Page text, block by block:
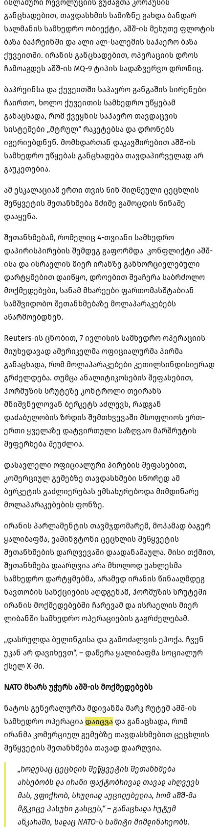
ისლამური რევოლუციის გუშაგთა კორპუსის
განცხადებით, თავდასხმის სამიზნე გახდა ბანდარ
სალმანის სამხედრო ობიექტი, აშშ-ის მეხუთე ფლოტის
ბაზა ბაჰრეინში და ალი ალ-სალემის საჰაერო ბაზა
ქუვეითში. ირანის განცხადებით, ოპერაციის დროს
ჩამოაგდეს აშშ-ის MQ-9 ტიპის სადაზვერვო დრონიც.
ბაჰრეინსა და ქუვეითში საჰაერო განგაშის სირენები
ჩაირთო, ხოლო ქუვეითის სამხედრო უწყებამ
განაცხადა, რომ ქვეყნის საჰაერო თავდაცვის
სისტემები „მტრულ“ რაკეტებსა და დრონებს
იგერიებდნენ. მომხდართან დაკავშირებით აშშ-ის
სამხედრო უწყებას განცხადება თავდაპირველად არ
გაუკეთებია.
ამ ესკალაციამ ერთი თვის წინ მიღწეული ცეცხლის
შეწყვეტის შეთანხმება მძიმე გამოცდის წინაშე
დააყენა.
შეთანხმებამ, რომელიც 4-თვიანი სამხედრო
დაპირისპირების შემდეგ გაფორმდა კონფლიქტი აშშ-
ისა და ისრაელის მიერ ირანზე განხორციელებული
დარტყმებით დაიწყო, დროებით შეაჩერა საბრძოლო
მოქმედებები, სანამ მხარეები ფართომასშტაბიან
სამშვიდობო შეთანხმებაზე მოლაპარაკებებს
აწარმოებდნენ.
Reuters-ის ცნობით, 7 ივლისის სამხედრო ოპერაციის
მიუხედავად ამერიკელმა ოფიციალურმა პირმა
განაცხადა, რომ მოლაპარაკებები კეთილსინდისიერად
გრძელდება. თუმცა ანალიტიკოსების შეფასებით,
ჰორმუზის სრუტეზე კონტროლი თეირანს
მნიშვნელოვან ბერკეტს აძლევს, რადგან
დაძაბულობის ზრდის შემთხვევაში მსოფლიოს ერთ-
ერთი ყველაზე დატვირთული საზღვაო მარშრუტის
შეფერხება შეუძლია.
დასავლელი ოფიციალური პირების შეფასებით,
კომერციულ გემებზე თავდასხმები სწორედ ამ
ბერკეტის გაძლიერებას ემსახურებოდა მიმდინარე
მოლაპარაკებების ფონზე.
ირანის პარლამენტის თავმჯდომარემ, მოჰამად ბაგერ
ყალიბაფმა, ვაშინგტონი ცეცხლის შეწყვეტის
შეთანხმების დარღვევაში დაადანაშაულა. მისი თქმით,
შეთანხმება დაარღვია არა მხოლოდ უახლესმა
სამხედრო დარტყმებმა, არამედ ირანის წინააღმდეგ
ნავთობის სანქციების აღდგენამ, ჰორმუზის სრუტეში
ირანის მოქმედებებში ჩარევამ და ისრაელის მიერ
ლიბანში სამხედრო ოპერაციების გაგრძელებამ.
„დასრულდა ბულინგისა და გამოძალვის ეპოქა. ჩვენ
უკან არ დავიხევთ“, – დაწერა ყალიბაფმა სოციალურ
ქსელ X-ში.
NATO მხარს უჭერს აშშ-ის მოქმედებებს
ნატოს გენერალურმა მდივანმა მარკ რუტემ აშშ-ის
სამხედრო ოპერაცია დაიცვა და განაცხადა, რომ
ირანმა კომერციულ გემებზე თავდასხმებით ცეცხლის
შეწყვეტის შეთანხმება თავად დაარღვია.
„როდესაც ცეცხლის შეწყვეტის შეთანხმება
არსებობს და ირანი ფაქტობრივად თავად არღვევს
მას, ვფიქრობ, სრულიად აუცილებელია, რომ აშშ-მა
მტკიცე პასუხი გასცეს,“ – განაცხადა რუტემ
ანკარაში, სადაც NATO-ს სამიტი მიმდინარეობს.